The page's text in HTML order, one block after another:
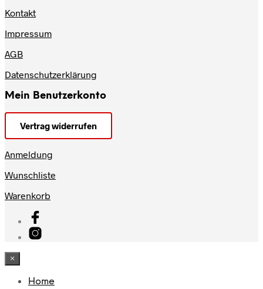
Kontakt
Impressum
AGB
Datenschutzerklärung
Mein Benutzerkonto
Vertrag widerrufen
Anmeldung
Wunschliste
Warenkorb
×
Home